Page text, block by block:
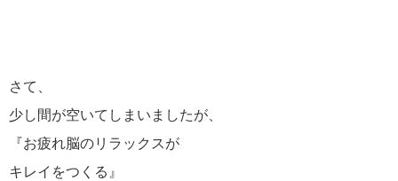
さて、
少し間が空いてしまいましたが、
『お疲れ脳のリラックスが
キレイをつくる』